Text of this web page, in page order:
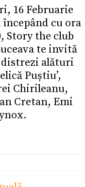
16 Februarie
începând cu ora
Story the club
te invită
distrezi alături
Puștiu’,
Chirileanu,
Cretan, Emi